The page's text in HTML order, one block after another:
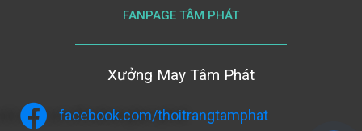
FANPAGE TÂM PHÁT
Xưởng May Tâm Phát
facebook.com/thoitrangtamphat